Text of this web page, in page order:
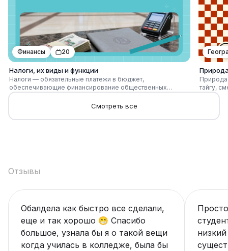
Финансы 20
Налоги, их виды и функции
Налоги — обязательные платежи в бюджет,
обеспечивающие финансирование общественных
функций государства. Виды налогов различают по уровню
(федеральные, региональные, местные), по объекту
(доход, имущество, потребление), по способу взимания
(прямые и косвенные). Основные функции — фискальная
идей
Природа
тайгу,
водные
Смотреть все
Отзывы
Обалдела как быстро все сделали,
еще и так хорошо 😁 Спасибо
большое, узнала бы я о такой вещи
когда училась в колледже, была бы